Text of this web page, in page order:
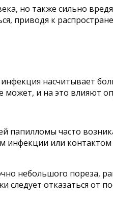
но также сильно
приводя к
насчитывает
может, и на это влияют
папилломы часто
инфекции или
небольшого пореза,
отказаться от